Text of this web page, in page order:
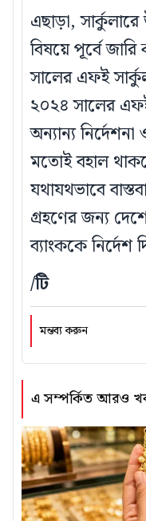
এ সম্পর্কিত আরও
এছাড়া,
বিষয়ে পূর্বে
সালের এফই
২০২৪ সালের
অন্যান্য
মতোই বহাল
যথাযথভাবে
গ্রহণের জন্য
ব্যাংককে নির্দেশ
/টি
মন্তব্য করুন